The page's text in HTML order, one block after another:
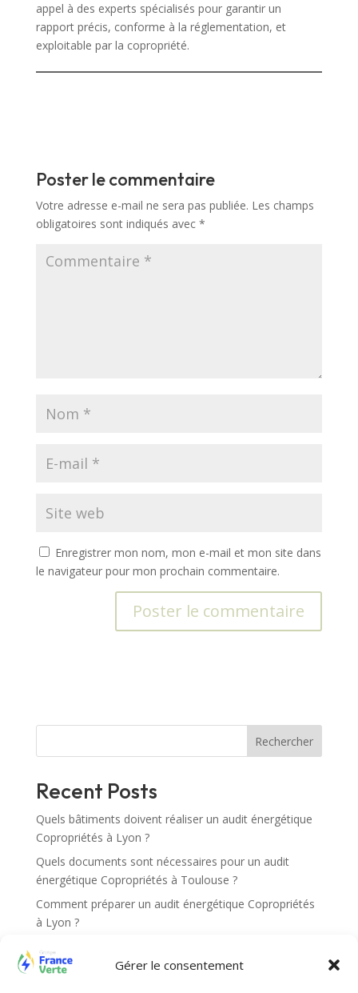
Gérer le consentement
appel à des experts spécialisés pour garantir un
rapport précis, conforme à la réglementation, et
exploitable par la copropriété.
Poster le commentaire
Votre adresse e-mail ne sera pas publiée. Les champs
obligatoires sont indiqués avec *
Enregistrer mon nom, mon e-mail et mon site dans
le navigateur pour mon prochain commentaire.
i
e
:
Rechercher
Recent Posts
Quels bâtiments doivent réaliser un audit énergétique
Copropriétés à Lyon ?
Quels documents sont nécessaires pour un audit
énergétique Copropriétés à Toulouse ?
Comment préparer un audit énergétique Copropriétés
à Lyon ?
énergétique Copropriétés Paris ?